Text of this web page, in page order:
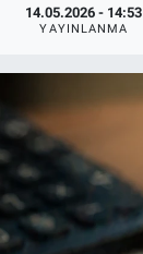
14.05.2026 - 14:53
YAYINLANMA